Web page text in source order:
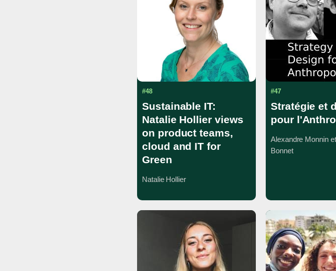
#48
Sustainable IT:
Natalie Hollier views
on product teams,
cloud and IT for
Green
Natalie Hollier
#47
Stratégie et
pour
Alexandre Monnin
Bonnet